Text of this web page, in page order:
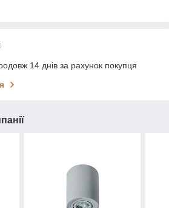
14 днів за рахунок покупця